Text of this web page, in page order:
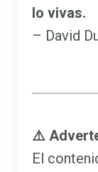
lo vivas.
– David
⚠️
El